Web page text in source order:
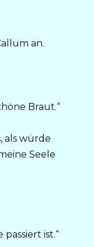
an.
Braut.“
als würde
Seele
ist.“